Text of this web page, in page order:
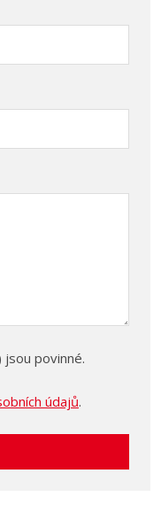
jsou povinné.
údajů.